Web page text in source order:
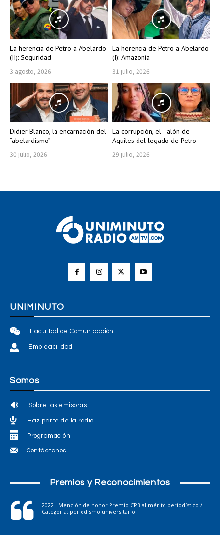
La herencia de Petro a Abelardo
(II): Seguridad
3 agosto, 2026
La herencia de Petro a Abelardo
(I): Amazonía
31 julio, 2026
Didier Blanco, la encarnación del
“abelardismo”
30 julio, 2026
La corrupción, el Talón de
Aquiles del legado de Petro
29 julio, 2026
UNIMINUTO
Facultad de Comunicación
Empleabilidad
Somos
Sobre las emisoras
Haz parte de la radio
Programación
Contáctanos
Premios y Reconocimientos
2022 - Mención de honor Premio CPB al mérito periodístico /
Categoría: periodismo universitario